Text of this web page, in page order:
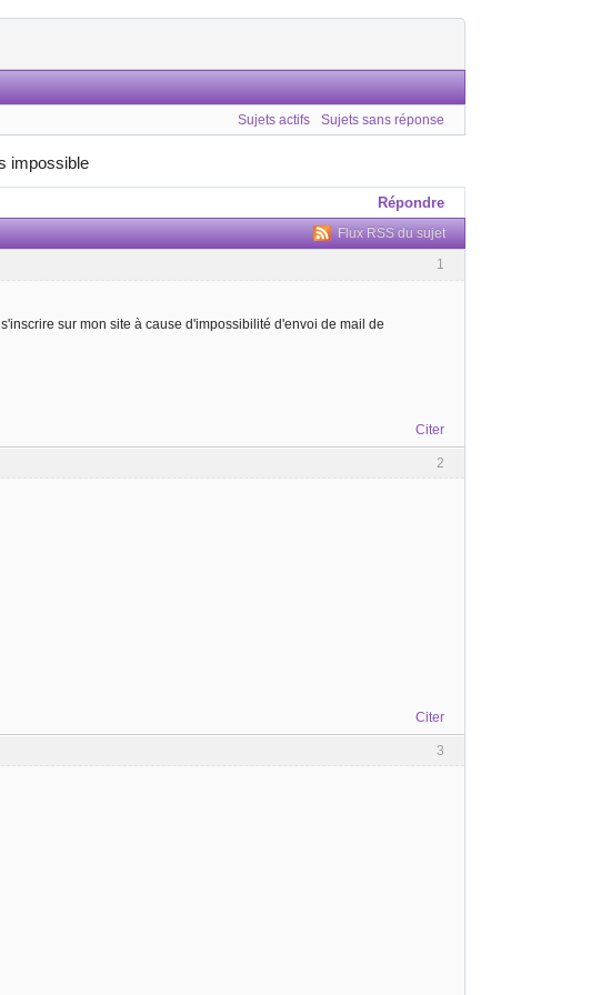
Sujets actifs Sujets sans réponse
impossible
Répondre
Flux RSS du sujet
1
sur mon site à cause d'impossibilité d'envoi de mail de
Citer
2
Citer
3